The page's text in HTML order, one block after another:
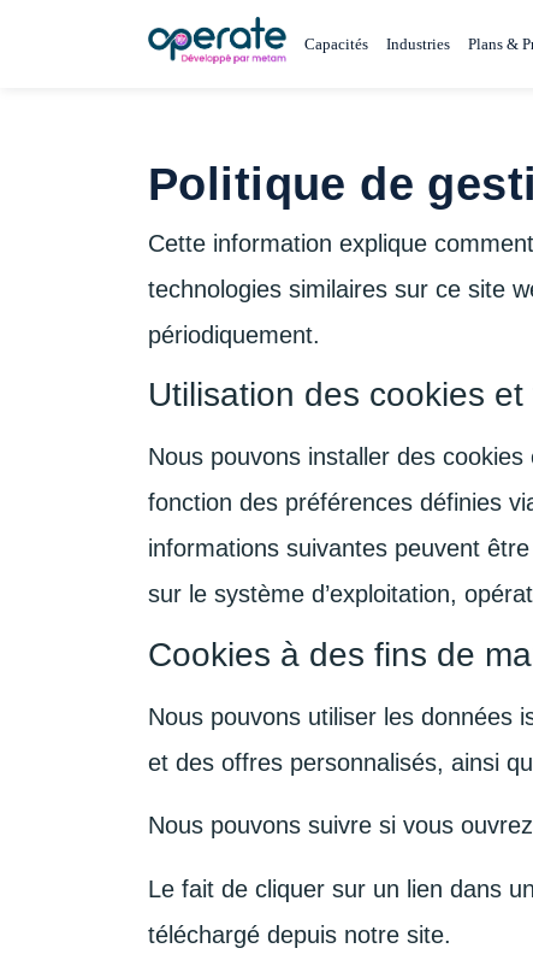
Capacités Industries Plans &
Politique de
Cette information explique
technologies similaires sur ce site
périodiquement.
Utilisation des cookies
Nous pouvons installer des
fonction des préférences définies
informations suivantes peuvent
sur le système d’exploitation,
Cookies à des fins de
Nous pouvons utiliser les données
et des offres personnalisés, ainsi
Nous pouvons suivre si vous
Le fait de cliquer sur un lien dans
téléchargé depuis notre site.